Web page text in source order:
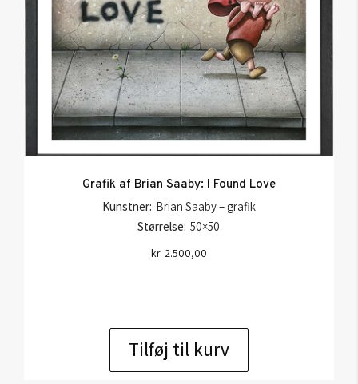
Grafik af Brian Saaby: I Found Love
Kunstner: Brian Saaby – grafik
Størrelse: 50×50
kr. 2.500,00
Tilføj til kurv